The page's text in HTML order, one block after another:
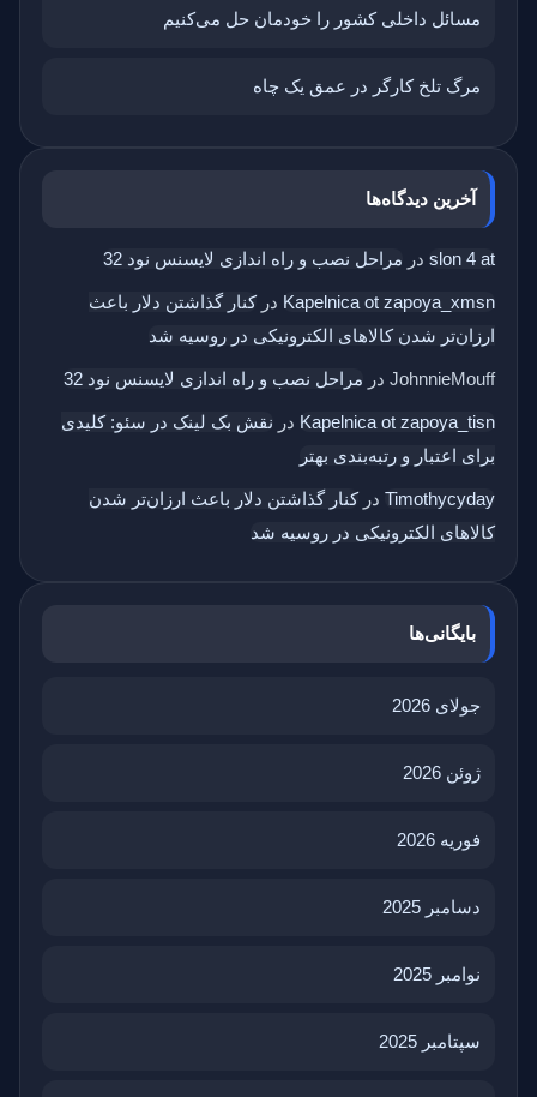
مسائل داخلی کشور را خودمان حل می‌کنیم
مرگ تلخ کارگر در عمق یک چاه
آخرین دیدگاه‌ها
slon 4 at در مراحل نصب و راه اندازی لایسنس نود 32
Kapelnica ot zapoya_xmsn درکنار گذاشتن دلار باعث
ارزان‌تر شدن کالاهای الکترونیکی در روسیه شد
JohnnieMouff در مراحل نصب و راه اندازی لایسنس نود 32
Kapelnica ot zapoya_tisn در نقش بک‌ لینک در سئو: کلیدی
برای اعتبار و رتبه‌بندی بهتر
Timothycyday درکنار گذاشتن دلار باعث ارزان‌تر شدن
کالاهای الکترونیکی در روسیه شد
بایگانی‌ها
جولای 2026
ژوئن 2026
فوریه 2026
دسامبر 2025
نوامبر 2025
سپتامبر 2025